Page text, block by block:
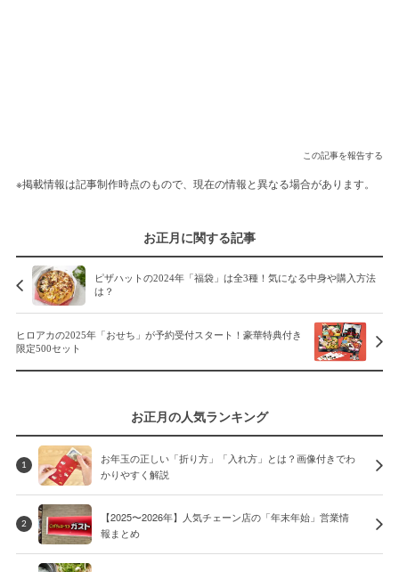
この記事を報告する
※掲載情報は記事制作時点のもので、現在の情報と異なる場合があります。
お正月に関する記事
ピザハットの2024年「福袋」は全3種！気になる中身や購入方法
は？
ヒロアカの2025年「おせち」が予約受付スタート！豪華特典付き
限定500セット
お正月の人気ランキング
1
お年玉の正しい「折り方」「入れ方」とは？画像付きでわ
かりやすく解説
2
【2025〜2026年】人気チェーン店の「年末年始」営業情
報まとめ